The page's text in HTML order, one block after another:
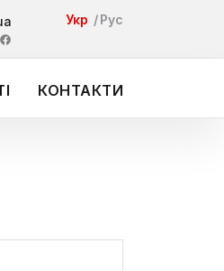
Укр Рус
КОНТАКТИ